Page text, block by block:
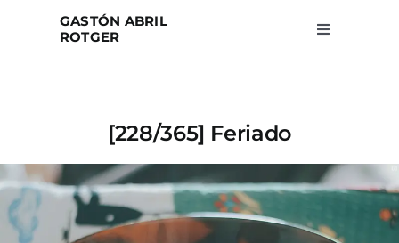
GASTÓN ABRIL
ROTGER
Toggle
Blog
[228/365] Feriado